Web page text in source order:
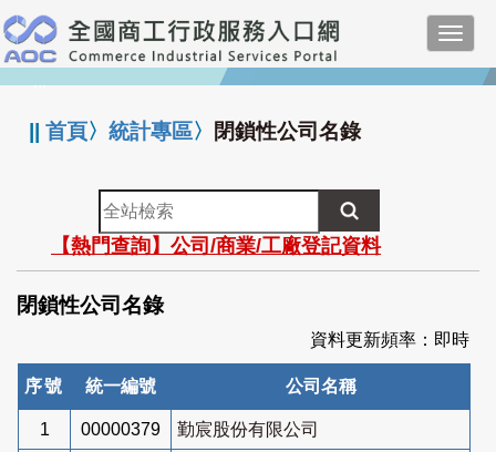
跳
到
主
要
:::
||首頁〉統計專區〉 閉鎖性公司名錄
全
站
檢
索
【熱門查詢】公司/商業/工廠登記資料
閉鎖性公司名錄
資料更新頻率：即時
序號 統一編號 公司名稱
1 00000379 勤宸股份有限公司